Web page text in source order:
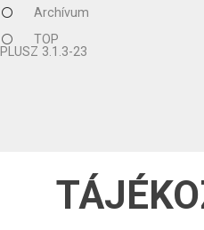
Archívum
TOP
PLUSZ 3.1.3-23